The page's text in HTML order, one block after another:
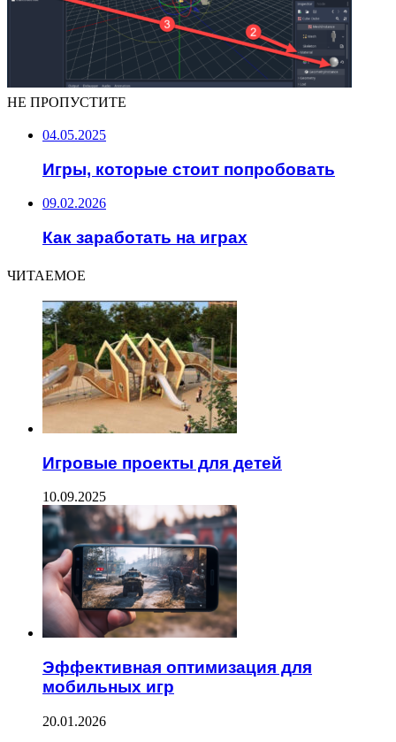
НЕ ПРОПУСТИТЕ
04.05.2025
Игры, которые стоит попробовать
09.02.2026
Как заработать на играх
ЧИТАЕМОЕ
Игровые проекты для детей
10.09.2025
Эффективная оптимизация для
мобильных игр
20.01.2026